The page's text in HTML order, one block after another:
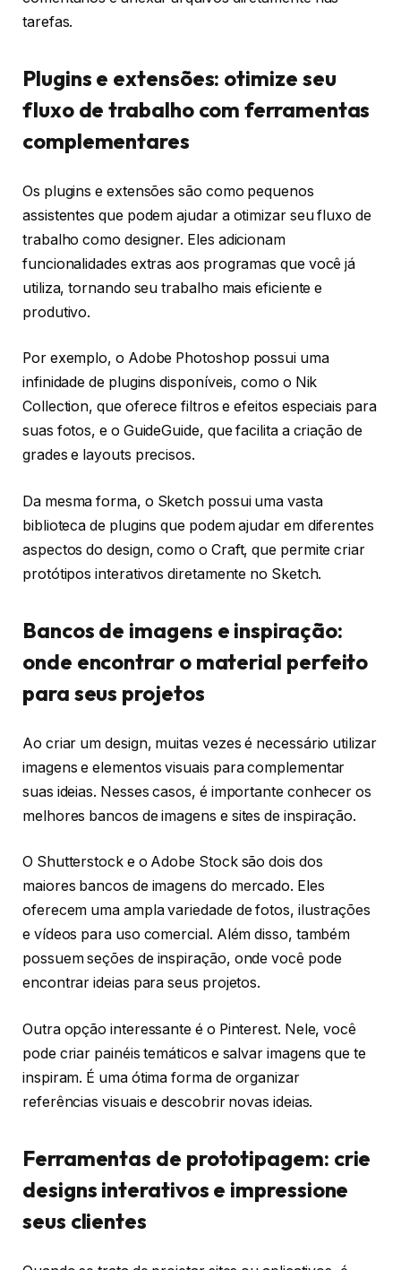
tarefas.
Plugins e extensões: otimize seu
fluxo de trabalho com ferramentas
complementares
Os plugins e extensões são como pequenos
assistentes que podem ajudar a otimizar seu fluxo de
trabalho como designer. Eles adicionam
funcionalidades extras aos programas que você já
utiliza, tornando seu trabalho mais eficiente e
produtivo.
Por exemplo, o Adobe Photoshop possui uma
infinidade de plugins disponíveis, como o Nik
Collection, que oferece filtros e efeitos especiais para
suas fotos, e o GuideGuide, que facilita a criação de
grades e layouts precisos.
Da mesma forma, o Sketch possui uma vasta
biblioteca de plugins que podem ajudar em diferentes
aspectos do design, como o Craft, que permite criar
protótipos interativos diretamente no Sketch.
Bancos de imagens e inspiração:
onde encontrar o material perfeito
para seus projetos
Ao criar um design, muitas vezes é necessário utilizar
imagens e elementos visuais para complementar
suas ideias. Nesses casos, é importante conhecer os
melhores bancos de imagens e sites de inspiração.
O Shutterstock e o Adobe Stock são dois dos
maiores bancos de imagens do mercado. Eles
oferecem uma ampla variedade de fotos, ilustrações
e vídeos para uso comercial. Além disso, também
possuem seções de inspiração, onde você pode
encontrar ideias para seus projetos.
Outra opção interessante é o Pinterest. Nele, você
pode criar painéis temáticos e salvar imagens que te
inspiram. É uma ótima forma de organizar
referências visuais e descobrir novas ideias.
Ferramentas de prototipagem: crie
designs interativos e impressione
seus clientes